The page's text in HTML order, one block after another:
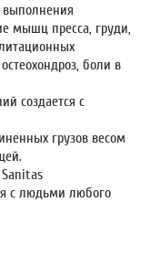
выполнения
мышц пресса, груди,
боли в
создается с
грузов весом
с людьми любого